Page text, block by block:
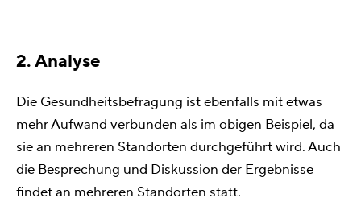
2. Analyse
Die Gesundheitsbefragung ist ebenfalls mit etwas
mehr Aufwand verbunden als im obigen Beispiel, da
sie an mehreren Standorten durchgeführt wird. Auch
die Besprechung und Diskussion der Ergebnisse
findet an mehreren Standorten statt.